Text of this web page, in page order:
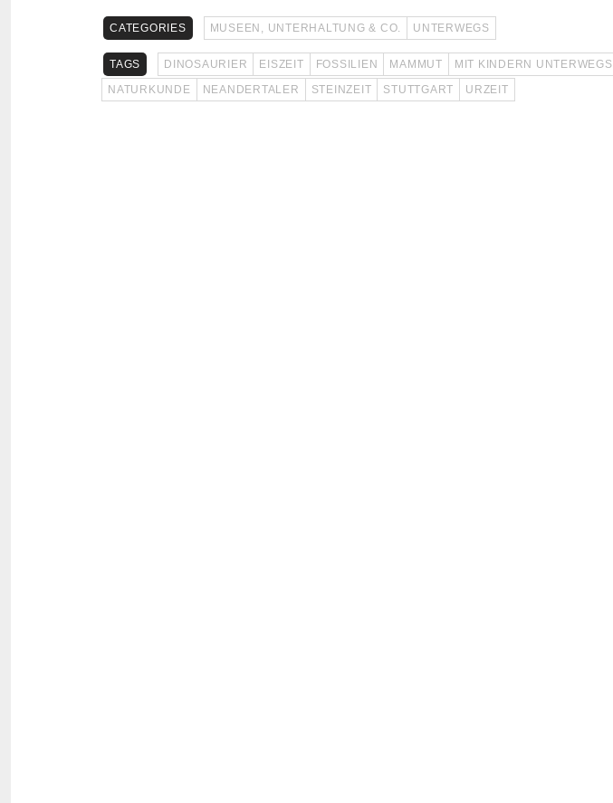
CATEGORIES MUSEEN, UNTERHALTUNG & CO. UNTERWEGS
TAGS DINOSAURIER EISZEIT FOSSILIEN MAMMUT MIT KINDERN UNTERWEGS
NATURKUNDE
NEANDERTALER STEINZEIT STUTTGART URZEIT